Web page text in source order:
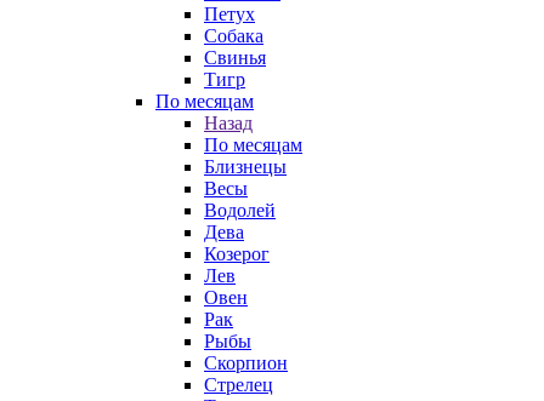
Петух
Собака
Свинья
Тигр
По месяцам
Назад
По месяцам
Близнецы
Весы
Водолей
Дева
Козерог
Лев
Овен
Рак
Рыбы
Скорпион
Стрелец